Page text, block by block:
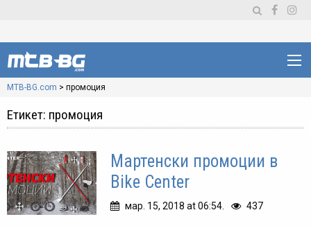
MTB-BG.com > промоция
Етикет: промоция
Мартенски промоции в
Bike Center
мар. 15, 2018 at 06:54. 437